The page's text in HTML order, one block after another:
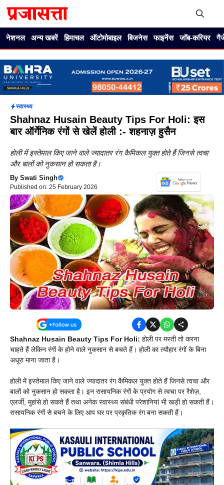
नेशनल अन्य खबरें हिमाचल ऑटोमोबाइल बिजनेस फाइनेंस जॉब-करियर
स्वास्थ्य
Shahnaz Husain Beauty Tips For Holi: इस
बार ऑर्गेनिक रंगों से खेलें होली :- शहनाज़ हुसैन
होली में इस्तेमाल किए जाने वाले ज्यादातर रंग कैमिकल युक्त होते हैं जिनसे त्वचा
और बालों को नुकसान हो सकता है।
By Swati Singh
Published on: 25 February 2026
Shahnaz Husain Beauty Tips For Holi: होली पर मस्ती तो करना
चाहते हैं लेकिन रंगों के होने वाले नुकसान से बचते हैं। होली का त्यौहार रंगों के बिना
अधूरा माना जाता है।
होली में इस्तेमाल किए जाने वाले ज्यादातर रंग कैमिकल युक्त होते हैं जिनसे त्वचा और
बालों को नुकसान हो सकता है। इन रासायनिक रंगों के प्रयोग से त्वचा पर रैशेज़,
एलर्जी, मुहांसे हो सकते हैं तथा अनेक स्वास्थ्य संबंधी परेशानियां भी खड़ी हो सकती हैं।
रासायनिक रंगों से बचने के लिए आप घर पर प्रकृतिक रंग बना सकती हैं।